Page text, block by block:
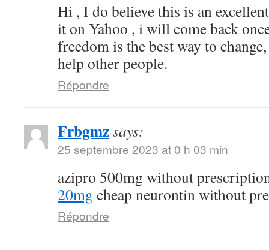
Hi , I do believe this is an
it on Yahoo , i will come back
freedom is the best way to
help other people.
Répondre
Frbgmzsays:
25 septembre 2023 at 0 h 03 min
azipro 500mg without
20mg cheap neurontin without
Répondre